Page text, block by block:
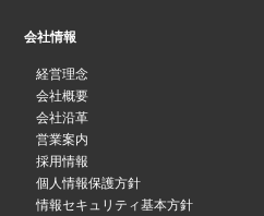
会社情報
経営理念
会社概要
会社沿革
営業案内
採用情報
個人情報保護方針
情報セキュリティ基本方針